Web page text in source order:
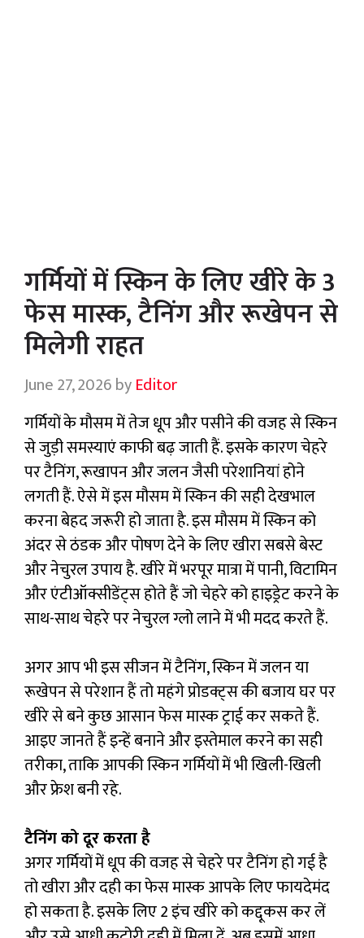
गर्मियों में स्किन के लिए खीरे के 3
फेस मास्क, टैनिंग और रूखेपन से
मिलेगी राहत
June 27, 2026byEditor
गर्मियों के मौसम में तेज धूप और पसीने की वजह से स्किन
से जुड़ी समस्याएं काफी बढ़ जाती हैं. इसके कारण चेहरे
पर टैनिंग, रूखापन और जलन जैसी परेशानियां होने
लगती हैं. ऐसे में इस मौसम में स्किन की सही देखभाल
करना बेहद जरूरी हो जाता है. इस मौसम में स्किन को
अंदर से ठंडक और पोषण देने के लिए खीरा सबसे बेस्ट
और नेचुरल उपाय है. खीरे में भरपूर मात्रा में पानी, विटामिन
और एंटीऑक्सीडेंट्स होते हैं जो चेहरे को हाइड्रेट करने के
साथ-साथ चेहरे पर नेचुरल ग्लो लाने में भी मदद करते हैं.
अगर आप भी इस सीजन में टैनिंग, स्किन में जलन या
रूखेपन से परेशान हैं तो महंगे प्रोडक्ट्स की बजाय घर पर
खीरे से बने कुछ आसान फेस मास्क ट्राई कर सकते हैं.
आइए जानते हैं इन्हें बनाने और इस्तेमाल करने का सही
तरीका, ताकि आपकी स्किन गर्मियों में भी खिली-खिली
और फ्रेश बनी रहे.
टैनिंग को दूर करता है
अगर गर्मियों में धूप की वजह से चेहरे पर टैनिंग हो गई है
तो खीरा और दही का फेस मास्क आपके लिए फायदेमंद
हो सकता है. इसके लिए 2 इंच खीरे को कद्दूकस कर लें